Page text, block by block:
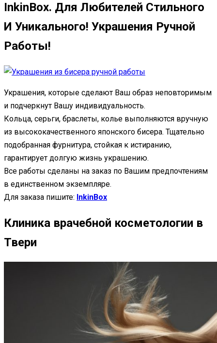
InkinBox. Для Любителей Стильного
И Уникального! Украшения Ручной
Работы!
Украшения, которые сделают Ваш образ неповторимым
и подчеркнут Вашу индивидуальность.
Кольца, серьги, браслеты, колье выполняются вручную
из высококачественного японского бисера. Тщательно
подобранная фурнитура, стойкая к истиранию,
гарантирует долгую жизнь украшению.
Все работы сделаны на заказ по Вашим предпочтениям
в единственном экземпляре.
Для заказа пишите: InkinBox
Клиника врачебной косметологии в
Твери